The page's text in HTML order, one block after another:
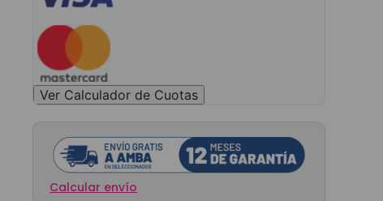
Ver Calculador de Cuotas
Calcular envío